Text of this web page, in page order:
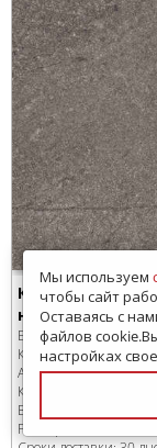
Керамогранит
Бренд:Estima
Коллекция:Gabbro
Артикул:GB03/
Код товара:
В коробке
Размер:
Мы используем
чтобы сайт
Оставаясь с
файлов
настройках